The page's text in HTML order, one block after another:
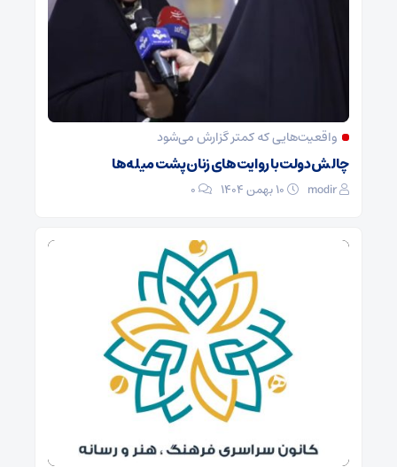
واقعیت‌هایی که کمتر گزارش می‌شود
چالش دولت با روایت‌های زنان پشت میله‌ها
modir
0